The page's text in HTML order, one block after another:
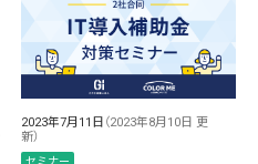
2023年7月11日 （2023年8月10日 更
新）
セミナー